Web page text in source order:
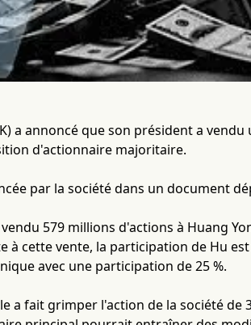
a annoncé que son président a
d'actionnaire majoritaire.
par la société dans un document
579 millions d'actions à Huang
à cette vente, la participation de Hu
avec une participation de 25 %.
a fait grimper l'action de la société de